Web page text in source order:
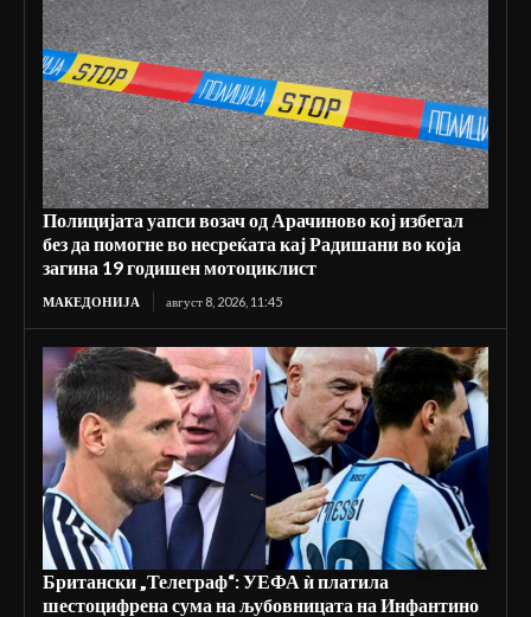
Полицијата уапси возач од Арачиново кој избегал
без да помогне во несреќата кај Радишани во која
загина 19 годишен мотоциклист
МАКЕДОНИЈА август 8, 2026, 11:45
Британски „Телеграф“: УЕФА ѝ платила
шестоцифрена сума на љубовницата на Инфантино